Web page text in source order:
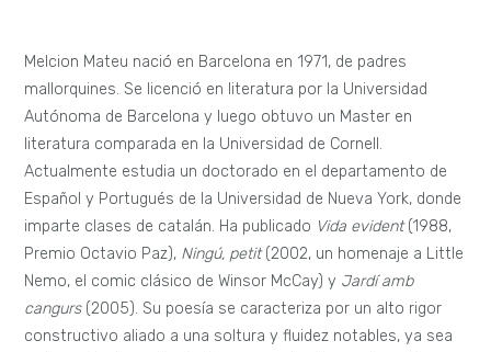
Melcion Mateu nació en Barcelona en 1971, de padres
mallorquines. Se licenció en literatura por la Universidad
Autónoma de Barcelona y luego obtuvo un Master en
literatura comparada en la Universidad de Cornell.
Actualmente estudia un doctorado en el departamento de
Español y Portugués de la Universidad de Nueva York, donde
imparte clases de catalán. Ha publicado Vida evident(1988,
Premio Octavio Paz), Ningú, petit(2002, un homenaje a Little
Nemo, el comic clásico de Winsor McCay) y Jardí amb
cangurs(2005). Su poesía se caracteriza por un alto rigor
constructivo aliado a una soltura y fluidez notables, ya sea